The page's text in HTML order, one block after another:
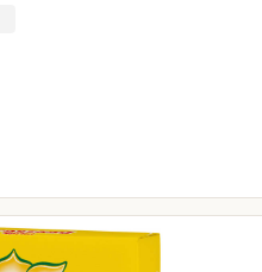
prijs € 23,60